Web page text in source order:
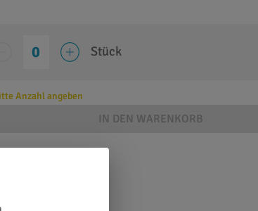
Stück
Anzahl angeben
IN DEN WARENKORB